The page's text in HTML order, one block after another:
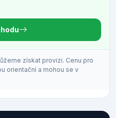
získat provizi. Cenu pro
orientační a mohou se v